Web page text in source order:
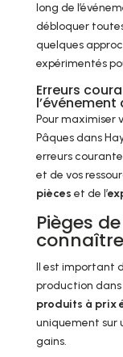
long de
débloquer
quelques
expérimentés
Erreurs
l’événement
Pour maximiser
Pâques dans
erreurs
et de vos
pièces et de l’
Pièges
connaître
Il est important
production dans
produits à prix
uniquement sur
gains.